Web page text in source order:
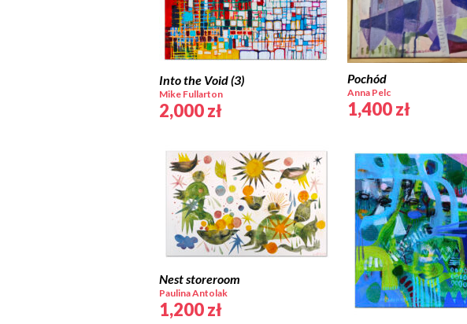
Into the Void (3)
Mike Fullarton
2,000zł
Pochód
Anna Pelc
1,400zł
Nest storeroom
Paulina Antolak
1,200zł